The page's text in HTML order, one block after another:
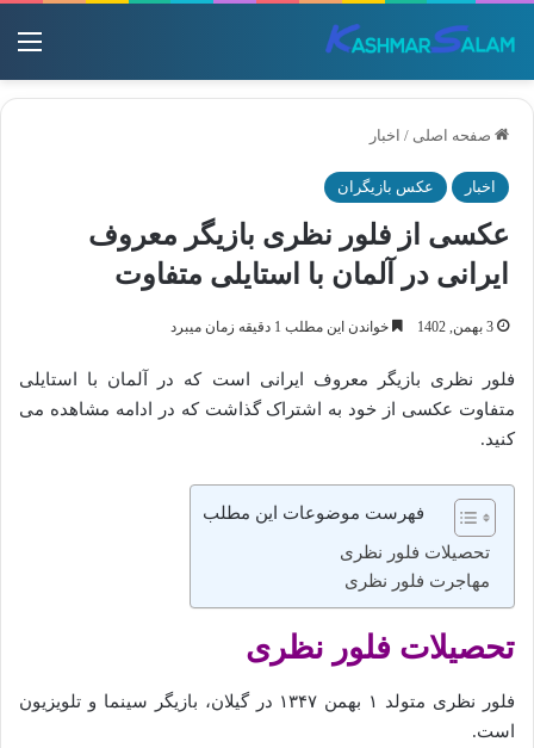
صفحه اصلی / اخبار
اخبار عکس بازیگران
عکسی از فلور نظری بازیگر معروف
ایرانی در آلمان با استایلی متفاوت
3 بهمن, 1402 خواندن این مطلب 1 دقیقه زمان میبرد
فلور نظری بازیگر معروف ایرانی است که در آلمان با استایلی
متفاوت عکسی از خود به اشتراک گذاشت که در ادامه مشاهده می
کنید.
فهرست موضوعات این مطلب
تحصیلات فلور نظری
مهاجرت فلور نظری
تحصیلات فلور نظری
فلور نظری متولد ۱ بهمن ۱۳۴۷ در گیلان، بازیگر سینما و تلویزیون
است.